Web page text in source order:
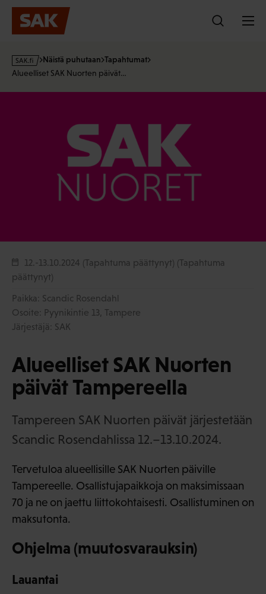
Hyppää
sisältöön
s
a
Näistä puhutaan Tapahtumat
Alueelliset SAK Nuorten päivät…
12.-13.10.2024 (Tapahtuma päättynyt) (Tapahtuma
päättynyt)
Paikka: Scandic Rosendahl
Osoite: Pyynikintie 13, Tampere
Järjestäjä: SAK
Alueelliset SAK Nuorten
päivät Tampereella
Tampereen SAK Nuorten päivät järjestetään
Scandic Rosendahlissa 12.–13.10.2024.
Tervetuloa alueellisille SAK Nuorten päiville
Tampereelle. Osallistujapaikkoja on maksimissaan
70 ja ne on jaettu liittokohtaisesti. Osallistuminen on
maksutonta.
Ohjelma (muutosvarauksin)
Lauantai